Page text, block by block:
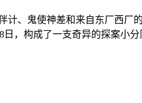
、鬼使神差和来自东厂西厂
，构成了一支奇异的探案小